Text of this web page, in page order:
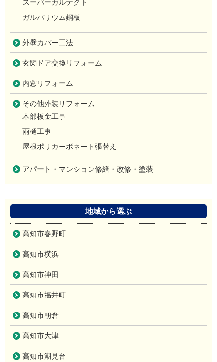
スーパーガルテクト
ガルバリウム鋼板
外壁カバー工法
玄関ドア交換リフォーム
内窓リフォーム
その他外装リフォーム
木部板金工事
雨樋工事
屋根ポリカーボネート張替え
アパート・マンション修繕・改修・塗装
地域から選ぶ
高知市春野町
高知市横浜
高知市神田
高知市福井町
高知市朝倉
高知市大津
高知市潮見台